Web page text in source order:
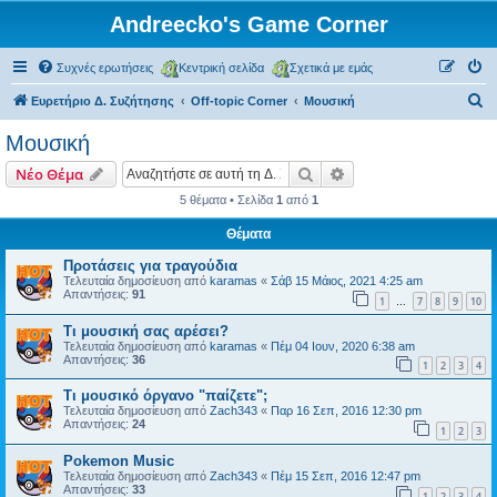
Andreecko's Game Corner
Συχνές ερωτήσεις Κεντρική σελίδα Σχετικά με εμάς
Ευρετήριο Δ. Συζήτησης Off-topic Corner Μουσική
η
Μουσική
Νέο Θέμα Αναζήτηση
5 θέματα • Σελίδα 1 από 1
Θέματα
Προτάσεις για τραγούδια
Τελευταία δημοσίευση από karamas « Σάβ 15 Μάιος, 2021 4:25 am
Απαντήσεις: 91 1 … 7 8 9 10
Τι μουσική σας αρέσει?
Τελευταία δημοσίευση από karamas « Πέμ 04 Ιουν, 2020 6:38 am
Απαντήσεις: 36 1 2 3 4
Τι μουσικό όργανο "παίζετε";
Τελευταία δημοσίευση από Zach343 « Παρ 16 Σεπ, 2016 12:30 pm
Απαντήσεις: 24 1 2 3
Pokemon Music
Τελευταία δημοσίευση από Zach343 « Πέμ 15 Σεπ, 2016 12:47 pm
Απαντήσεις: 33